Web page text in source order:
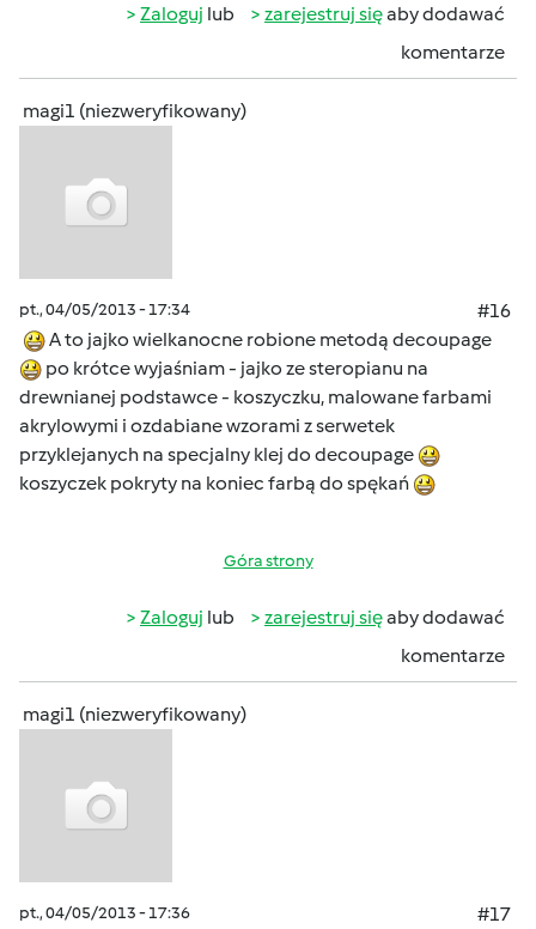
Zaloguj lub zarejestruj sięaby dodawać
komentarze
magi1 (niezweryfikowany)
pt., 04/05/2013 - 17:34
#16
A to jajko wielkanocne robione metodą decoupage
po krótce wyjaśniam - jajko ze steropianu na
drewnianej podstawce - koszyczku, malowane farbami
akrylowymi i ozdabiane wzorami z serwetek
przyklejanych na specjalny klej do decoupage
koszyczek pokryty na koniec farbą do spękań
Góra strony
Zaloguj lub zarejestruj sięaby dodawać
komentarze
magi1 (niezweryfikowany)
pt., 04/05/2013 - 17:36
#17